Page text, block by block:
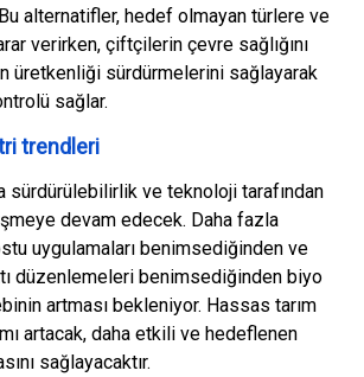
alternatifler, hedef olmayan türlere ve
verirken, çiftçilerin çevre sağlığını
üretkenliği sürdürmelerini sağlayarak
sağlar.
trendleri
sürdürülebilirlik ve teknoloji tarafından
devam edecek. Daha fazla
uygulamaları benimsediğinden ve
düzenlemeleri benimsediğinden biyo
artması bekleniyor. Hassas tarım
artacak, daha etkili ve hedeflenen
sağlayacaktır.